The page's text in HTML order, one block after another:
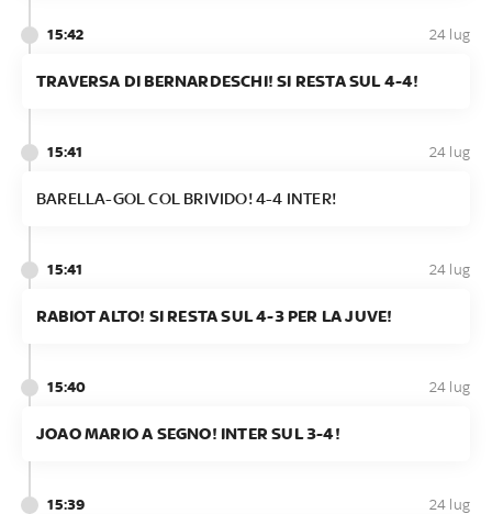
15:42 24 lug
TRAVERSA DI BERNARDESCHI! SI RESTA SUL 4-4!
15:41 24 lug
BARELLA-GOL COL BRIVIDO! 4-4 INTER!
15:41 24 lug
RABIOT ALTO! SI RESTA SUL 4-3 PER LA JUVE!
15:40 24 lug
JOAO MARIO A SEGNO! INTER SUL 3-4!
15:39 24 lug